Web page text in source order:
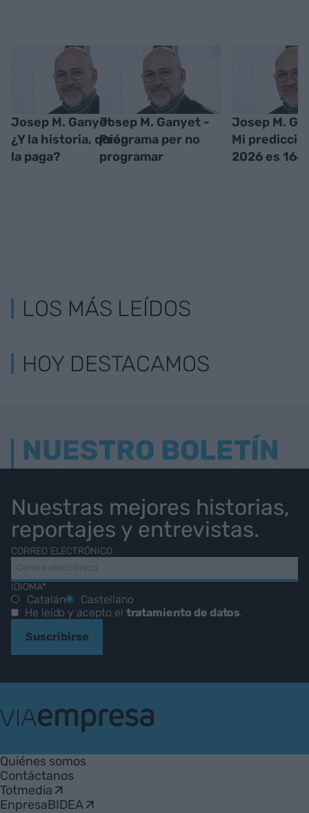
Josep M. Ganyet -
¿Y la historia, quién
la paga?
Josep M. Ganyet -
Programa per no
programar
Josep M.
Mi
2026 es
LOS MÁS LEÍDOS
HOY DESTACAMOS
NUESTRO BOLETÍN
Nuestras mejores historias,
reportajes y entrevistas.
CORREO ELECTRÓNICO
IDIOMA*
Catalán
Castellano
He leído y acepto el tratamiento de datos.
Suscribirse
Empresa
Quiénes somos
Contáctanos
Totmedia
EnpresaBIDEA